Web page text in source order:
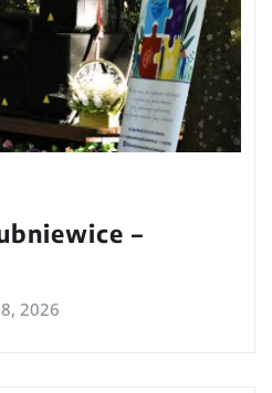
–
2026